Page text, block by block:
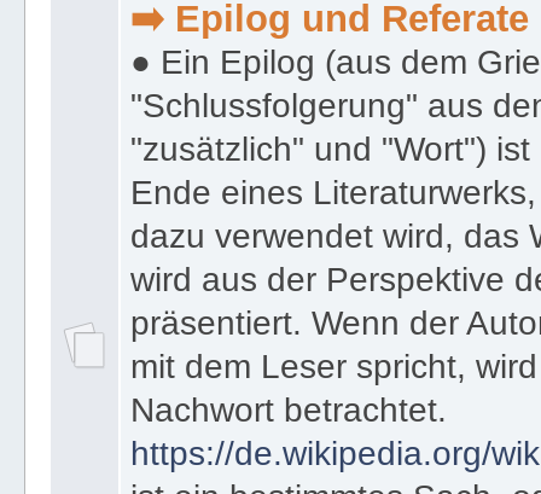
● 3. Kategorie Epilog & Referate
➡️ Epilog und Referate
● Ein Epilog (aus dem
"Schlussfolgerung" aus
"zusätzlich" und "Wort")
Ende eines
dazu verwendet wird, das
wird aus der Perspektive
präsentiert. Wenn der
mit dem Leser spricht,
Nachwort betrachtet.